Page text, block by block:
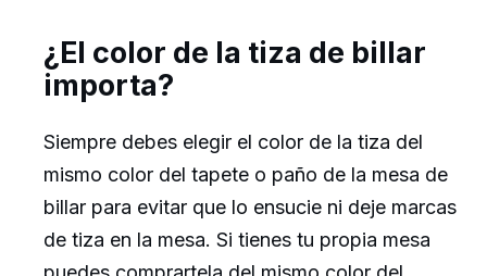
¿El color de la tiza de billar
importa?
Siempre debes elegir el color de la tiza del
mismo color del tapete o paño de la mesa de
billar para evitar que lo ensucie ni deje marcas
de tiza en la mesa. Si tienes tu propia mesa